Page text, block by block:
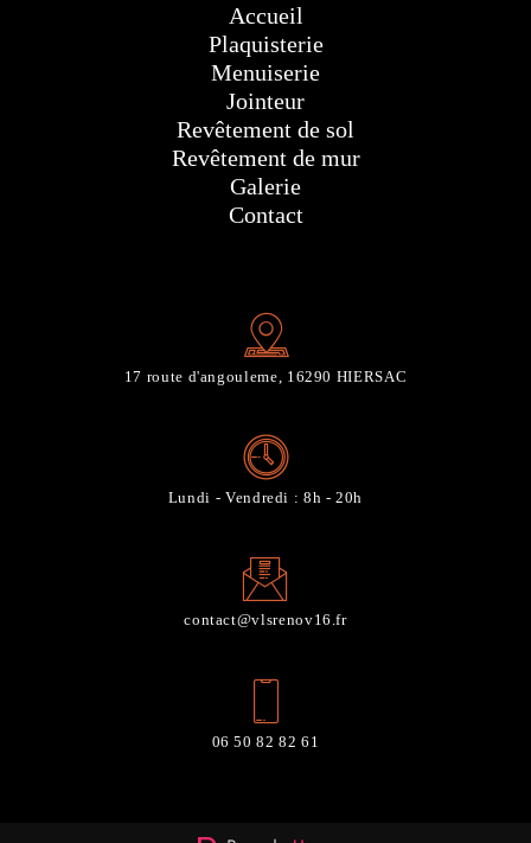
Accueil
Plaquisterie
Menuiserie
Jointeur
Revêtement de sol
Revêtement de mur
Galerie
Contact
17 route d'angouleme, 16290 HIERSAC
Lundi - Vendredi : 8h - 20h
contact@vlsrenov16.fr
06 50 82 82 61